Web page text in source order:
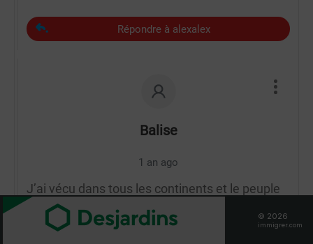
Répondre à alexalex
Balise
1 an ago
J’ai vécu dans tous les continents et le peuple
québécois est le plus insupportable, à faire
vomir vraiment.
© 2026
immigrer.com